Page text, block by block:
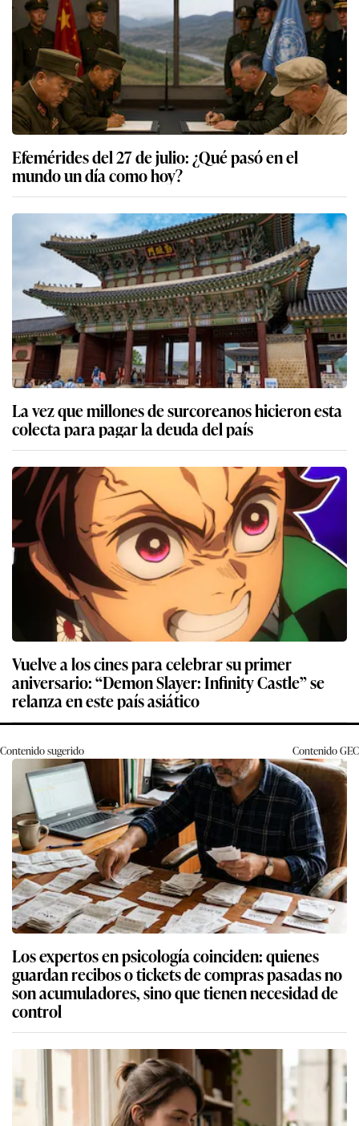
Efemérides del 27 de julio: ¿Qué pasó en el
mundo un día como hoy?
La vez que millones de surcoreanos hicieron esta
colecta para pagar la deuda del país
Vuelve a los cines para celebrar su primer
aniversario: “Demon Slayer: Infinity Castle” se
relanza en este país asiático
Contenido sugerido ContenidoGEC
Los expertos en psicología coinciden: quienes
guardan recibos o tickets de compras pasadas no
son acumuladores, sino que tienen necesidad de
control